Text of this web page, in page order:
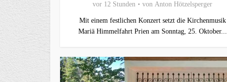
vor 12 Stunden von Anton Hötzelsperger
Mit einem festlichen Konzert setzt die Kirchenmusik
Mariä Himmelfahrt Prien am Sonntag, 25. Oktober...